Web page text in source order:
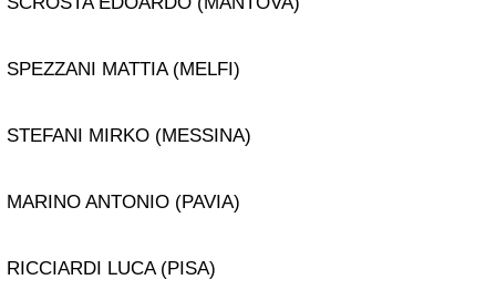
SPEZZANI MATTIA (MELFI)
STEFANI MIRKO (MESSINA)
MARINO ANTONIO (PAVIA)
RICCIARDI LUCA (PISA)